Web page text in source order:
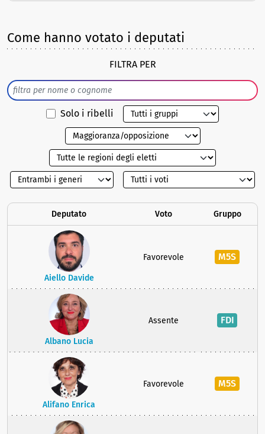
Come hanno votato i deputati
FILTRA PER
Solo i ribelli
Deputato Voto Gruppo
Aiello Davide
Favorevole M5S
Albano Lucia
Assente FDI
Alifano Enrica
Favorevole M5S